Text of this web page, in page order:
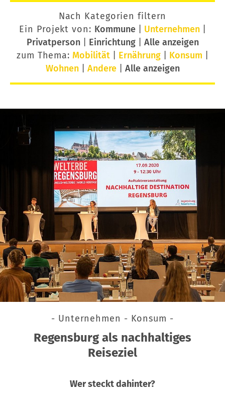
Nach Kategorien filtern
Ein Projekt von: Kommune| Unternehmen|
Privatperson| Einrichtung| Alle anzeigen
zum Thema: Mobilität Ernährung Konsum
Wohnen| Andere| Alle anzeigen
- Unternehmen - Konsum -
Regensburg als nachhaltiges
Reiseziel
Wer steckt dahinter?